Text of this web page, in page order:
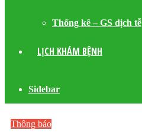
Thống kê – GS dịch tễ
LỊCH KHÁM BỆNH
Sidebar
Thông báo